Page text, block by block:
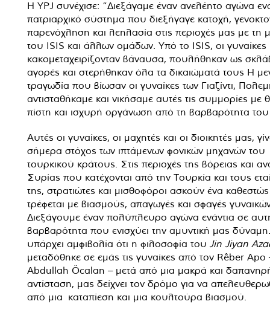
Η YPJ συνέχισε: “Διεξάγαμε έναν ανελέητο αγώνα
πατριαρχικό σύστημα που διεξήγαγε κατοχή,
παρενόχληση και λεηλασία στις περιοχές μας με τη
του ISIS και άλλων ομάδων. Υπό το ISIS, οι γυναίκες
κακομεταχειρίζονταν βάναυσα, πουλήθηκαν ως
αγορές και στερήθηκαν όλα τα δικαιώματά τους Η
τραγωδία που βίωσαν οι γυναίκες των Γιαζίντι,
αντισταθήκαμε και νικήσαμε αυτές τις συμμορίες με
πίστη και ισχυρή οργάνωση από τη βαρβαρότητα
Αυτές οι γυναίκες, οι μαχητές και οι διοικητές μας,
σήμερα στόχος των ιπτάμενων φονικών μηχανών του
τουρκικού κράτους. Στις περιοχές της βόρειας και
Συρίας που κατέχονται από την Τουρκία και τους
της, στρατιώτες και μισθοφόροι ασκούν ένα
τρέφεται με βιασμούς, απαγωγές και σφαγές
Διεξάγουμε έναν πολύπλευρο αγώνα ενάντια σε
βαρβαρότητα που ενισχύει την αμυντική μας
υπάρχει αμφιβολία ότι η φιλοσοφία του Jin Jiyan
μεταδόθηκε σε εμάς τις γυναίκες από τον Rêber Apo
Abdullah Öcalan – μετά από μια μακρά και
αντίσταση, μας δείχνει τον δρόμο για να
από μια καταπίεση και μια κουλτούρα βιασμού.